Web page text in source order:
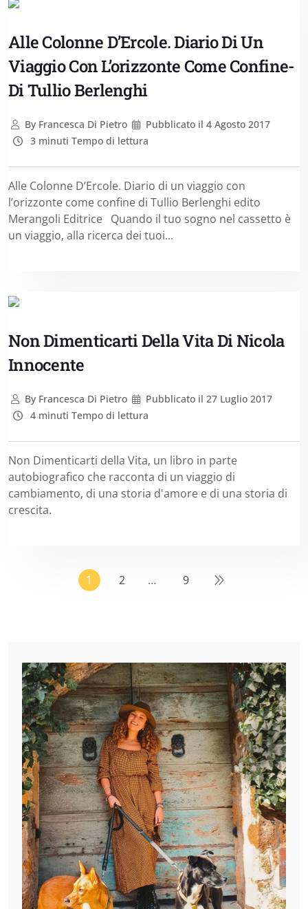
Alle Colonne D’Ercole. Diario Di Un
Viaggio Con L’orizzonte Come Confine-
Di Tullio Berlenghi
ByFrancesca Di Pietro Pubblicato il 4 Agosto 2017
3 minuti Tempo di lettura
Alle Colonne D’Ercole. Diario di un viaggio con
l’orizzonte come confine di Tullio Berlenghi edito
Merangoli Editrice Quando il tuo sogno nel cassetto è
un viaggio, alla ricerca dei tuoi...
Non Dimenticarti Della Vita Di Nicola
Innocente
ByFrancesca Di Pietro Pubblicato il 27 Luglio 2017
4 minuti Tempo di lettura
Non Dimenticarti della Vita, un libro in parte
autobiografico che racconta di un viaggio di
cambiamento, di una storia d'amore e di una storia di
crescita.
1 2 … 9